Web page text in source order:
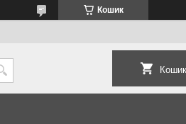
Кошик
Кошик